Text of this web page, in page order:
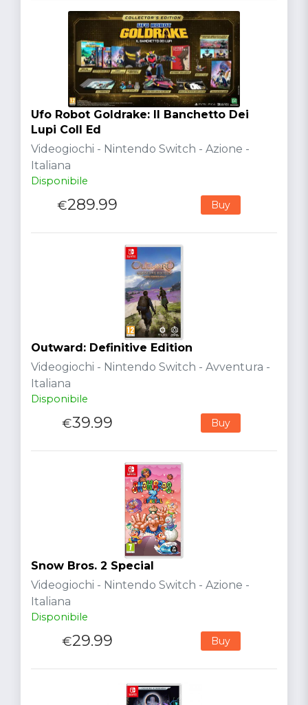
Ufo Robot Goldrake: Il Banchetto Dei
Lupi Coll Ed
Videogiochi - Nintendo Switch - Azione -
Italiana
Disponibile
€289.99 Buy
Outward: Definitive Edition
Videogiochi - Nintendo Switch - Avventura -
Italiana
Disponibile
€39.99 Buy
Snow Bros. 2 Special
Videogiochi - Nintendo Switch - Azione -
Italiana
Disponibile
€29.99 Buy